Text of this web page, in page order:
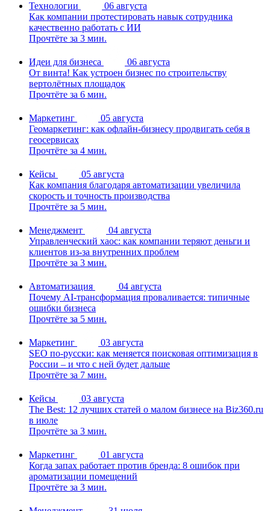
Технологии
06 августа
Как компании протестировать навык сотрудника
качественно работать с ИИ
Прочтёте за 3 мин.
Идеи для бизнеса
06 августа
От винта! Как устроен бизнес по строительству
вертолётных площадок
Прочтёте за 6 мин.
Маркетинг
05 августа
Геомаркетинг: как офлайн-бизнесу продвигать себя в
геосервисах
Прочтёте за 4 мин.
Кейсы
05 августа
Как компания благодаря автоматизации увеличила
скорость и точность производства
Прочтёте за 5 мин.
Менеджмент
04 августа
Управленческий хаос: как компании теряют деньги и
клиентов из-за внутренних проблем
Прочтёте за 3 мин.
Автоматизация
04 августа
Почему AI-трансформация проваливается: типичные
ошибки бизнеса
Прочтёте за 5 мин.
Маркетинг
03 августа
SEO по-русски: как меняется поисковая оптимизация в
России – и что с ней будет дальше
Прочтёте за 7 мин.
Кейсы
03 августа
The Best: 12 лучших статей о малом бизнесе на Biz360.ru
в июле
Прочтёте за 3 мин.
Маркетинг
01 августа
Когда запах работает против бренда: 8 ошибок при
ароматизации помещений
Прочтёте за 3 мин.